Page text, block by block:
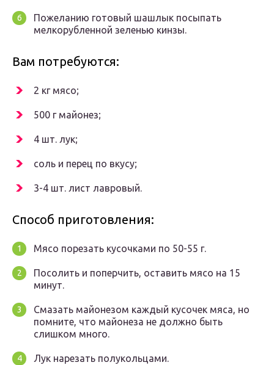
Пожеланию готовый шашлык посыпать
мелкорубленной зеленью кинзы.
Вам потребуются:
2 кг мясо;
500 г майонез;
4 шт. лук;
соль и перец по вкусу;
3-4 шт. лист лавровый.
Способ приготовления:
Мясо порезать кусочками по 50-55 г.
Посолить и поперчить, оставить мясо на 15
минут.
Смазать майонезом каждый кусочек мяса, но
помните, что майонеза не должно быть
слишком много.
Лук нарезать полукольцами.